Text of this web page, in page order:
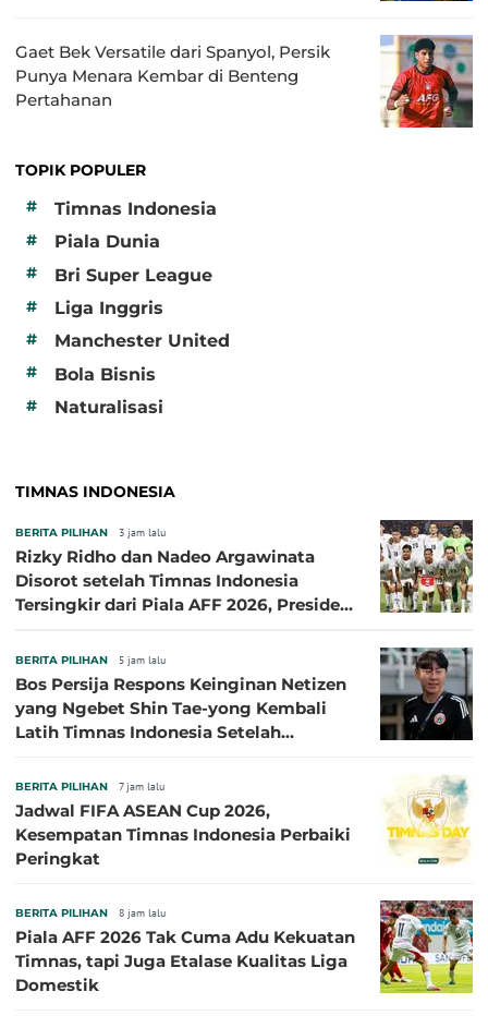
Gaet Bek Versatile dari Spanyol, Persik
Punya Menara Kembar di Benteng
Pertahanan
TOPIK POPULER
#
Timnas Indonesia
# Piala Dunia
# Bri Super League
# Liga Inggris
# Manchester United
# Bola Bisnis
# Naturalisasi
TIMNAS INDONESIA
BERITA PILIHAN 3 jam lalu
Rizky Ridho dan Nadeo Argawinata
Disorot setelah Timnas Indonesia
Tersingkir dari Piala AFF 2026, Presiden
BERITA PILIHAN 5 jam lalu
Bos Persija Respons Keinginan Netizen
yang Ngebet Shin Tae-yong Kembali
Latih Timnas Indonesia Setelah
BERITA PILIHAN 7 jam lalu
Jadwal FIFA ASEAN Cup 2026,
Kesempatan Timnas Indonesia Perbaiki
Peringkat
BERITA PILIHAN 8 jam lalu
Piala AFF 2026 Tak Cuma Adu Kekuatan
Timnas, tapi Juga Etalase Kualitas Liga
Domestik